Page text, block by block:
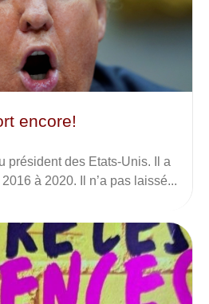
encore!
président des Etats-Unis. Il a
à 2020. Il n’a pas laissé...